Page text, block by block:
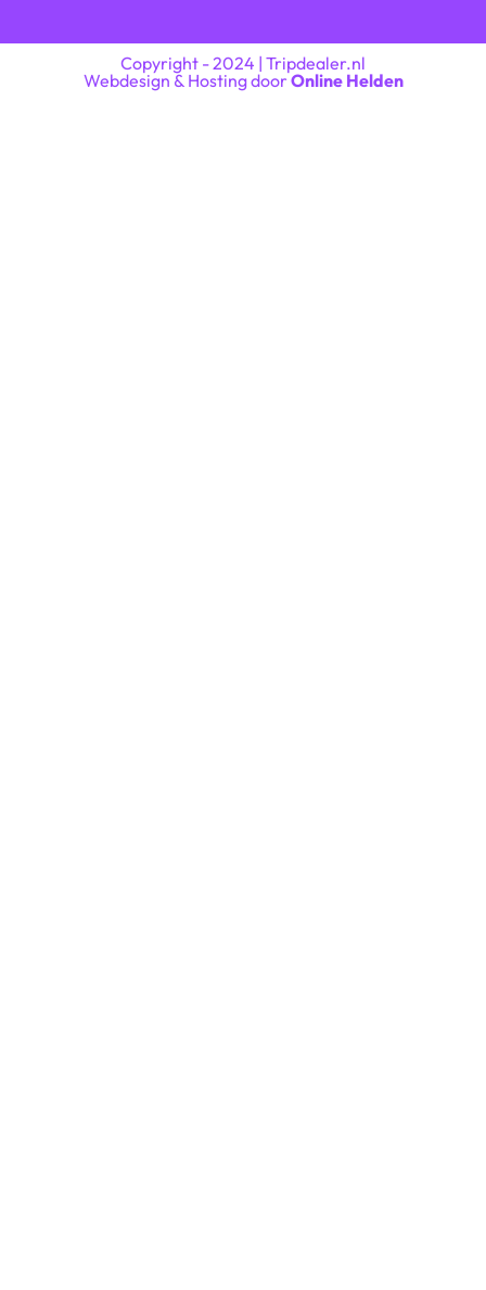
Copyright - 2024 | Tripdealer.nl
Webdesign & Hosting doorOnline Helden